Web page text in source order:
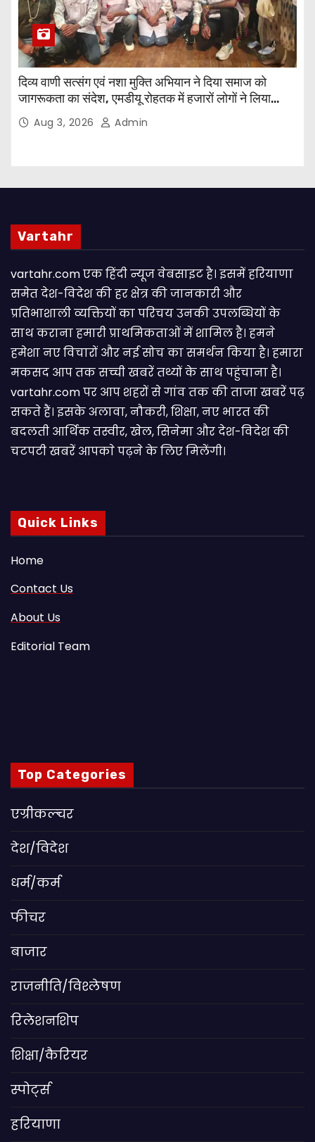
दिव्य वाणी सत्संग एवं नशा मुक्ति अभियान ने दिया समाज को
जागरूकता का संदेश, एमडीयू रोहतक में हजारों लोगों ने लिया
संकल्पAug 3, 2026 Admin
Vartahr
vartahr.com एक हिंदी न्यूज वेबसाइट है। इसमें हरियाणा
समेत देश-विदेश की हर क्षेत्र की जानकारी और
प्रतिभाशाली व्यक्तियों का परिचय उनकी उपलब्धियों के
साथ कराना हमारी प्राथमिकताओं में शामिल है। हमने
हमेशा नए विचारों और नई सोच का समर्थन किया है। हमारा
मकसद आप तक सच्ची खबरें तथ्यों के साथ पहुंचाना है।
vartahr.com पर आप शहरों से गांव तक की ताजा खबरें पढ़
सकते हैं। इसके अलावा, नौकरी, शिक्षा, नए भारत की
बदलती आर्थिक तस्वीर, खेल, सिनेमा और देश-विदेश की
चटपटी खबरें आपकाे पढ़ने के लिए मिलेंगी।
Quick Links
Home
Contact Us
About Us
Editorial Team
Top Categories
एग्रीकल्चर
देश/विदेश
धर्म/कर्म
फीचर
बाजार
राजनीति/विश्लेषण
रिलेशनशिप
शिक्षा/कैरियर
स्पोर्ट्स
हरियाणा